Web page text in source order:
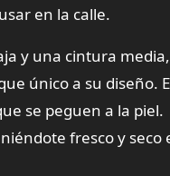
en la calle.
y una cintura
único a su diseño.
se peguen a la piel.
fresco y seco